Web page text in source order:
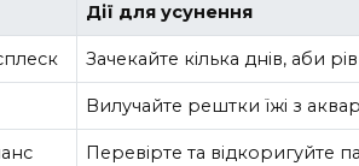
Дії для усунення
Зачекайте кілька днів, аби
Вилучайте рештки їжі з
Перевірте та відкоригуйте